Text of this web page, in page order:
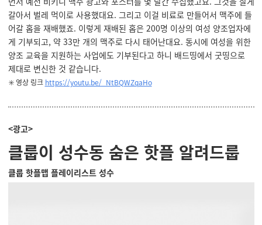
갈아서 벌레 먹이로 사용했대요. 그리고 이걸 비료로 만들어서 맥주에 들
어갈 홉을 재배했죠. 이렇게 재배된 홉은 200명 이상의 여성 양조업자에
게 기부되고, 약 33만 개의 맥주로 다시 태어난대요. 동시에 여성을 위한
양조 교육을 지원하는 사업에도 기부된다고 하니 배드띵에서 굿띵으로
제대로 변신한 것 같습니다.
✳️ 영상 링크 https://youtu.be/_NtBQWZqaHo
<광고>
클룹이 성수동 숨은 핫플 알려드룹
클룹 핫플맵 플레이리스트 성수